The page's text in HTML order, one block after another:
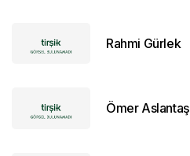
Rahmi Gürlek
Ömer Aslantaş